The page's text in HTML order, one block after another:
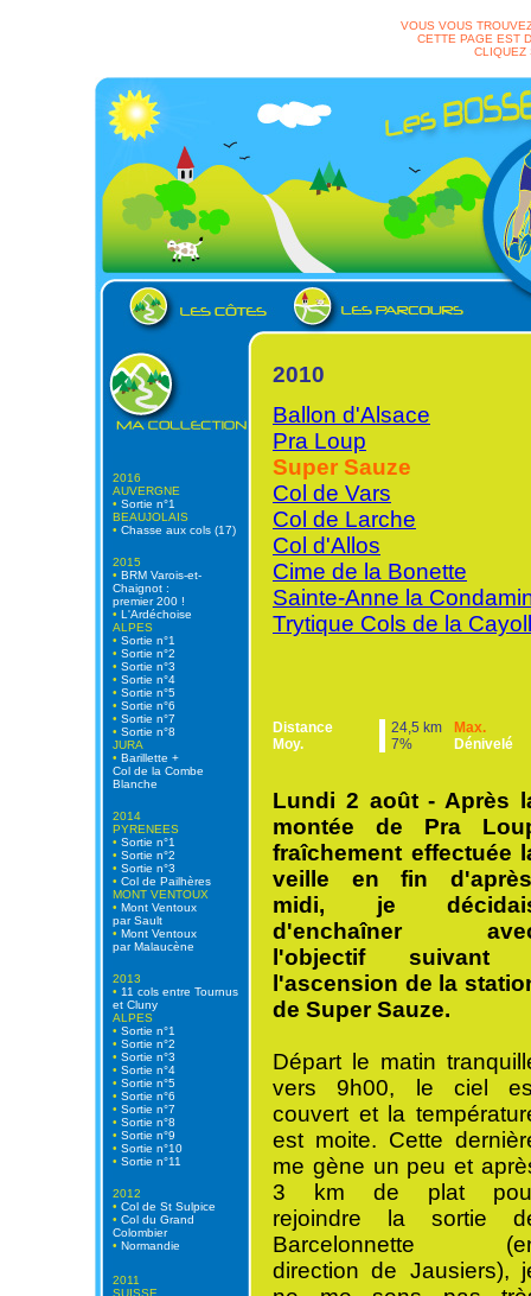
VOUS VOUS
CETTE PAGE EST
CLIQUEZ
2016
AUVERGNE
• Sortie n°1
BEAUJOLAIS
• Chasse aux cols (17)
2015
• BRM Varois-et-
Chaignot :
premier 200 !
• L'Ardéchoise
ALPES
• Sortie n°1
• Sortie n°2
• Sortie n°3
• Sortie n°4
• Sortie n°5
• Sortie n°6
• Sortie n°7
• Sortie n°8
JURA
• Barillette +
Col de la Combe
Blanche
2014
PYRENEES
• Sortie n°1
• Sortie n°2
• Sortie n°3
• Col de Pailhères
MONT VENTOUX
• Mont Ventoux
par Sault
• Mont Ventoux
par Malaucène
2013
• 11 cols entre Tournus
et Cluny
ALPES
• Sortie n°1
• Sortie n°2
• Sortie n°3
• Sortie n°4
• Sortie n°5
• Sortie n°6
• Sortie n°7
• Sortie n°8
• Sortie n°9
• Sortie n°10
• Sortie n°11
2012
• Col de St Sulpice
• Col du Grand
Colombier
• Normandie
2011
SUISSE
2010
Ballon d'Alsace
Pra Loup
Super Sauze
Col de Vars
Col de Larche
Col d'Allos
Cime de la Bonette
Sainte-Anne la
Trytique Cols de la
Distance 24,5 km
Max.
Moy.
7% Dénivelé
Lundi 2 août - Après
montée de Pra
fraîchement effectuée
veille en fin
midi, je
d'enchaîner
l'objectif suivant
l'ascension de la
de Super Sauze.
Départ le matin
vers 9h00, le ciel
couvert et la
est moite. Cette
me gène un peu et
3 km de plat
rejoindre la sortie
Barcelonnette
direction de Jausiers),